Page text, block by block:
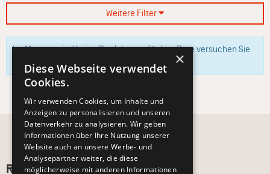
Weitere Filter
Im Moment sind keine Produkte verfügbar. Bitte versuchen Sie
Recht und Ordnung
×
Diese Webseite verwendet
Cookies.
Wir verwenden Cookies, um Inhalte und
Anzeigen zu personalisieren und unseren
Datenverkehr zu analysieren. Wir geben
Informationen über Ihre Nutzung unserer
Website auch an unsere Werbe- und
Analysepartner weiter, die diese
möglicherweise mit anderen Informationen